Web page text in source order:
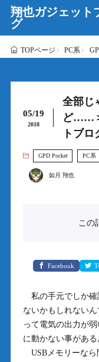
翔也ガジェット
グ
TOPページ PC系
05/19
2018
全部じ
ど……
トブロ
GPD Pocket PC系
如月 翔也
この
Facebook
私の手元でしか確
ないかもしれない
って電気の出力が
に動かない事がある
USBメモリーなら